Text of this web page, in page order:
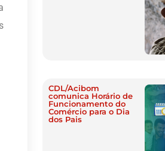
CDL/Acibom
comunica Horário de
Funcionamento do
Comércio para o Dia
dos Pais